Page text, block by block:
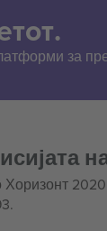
за
Хоризонт